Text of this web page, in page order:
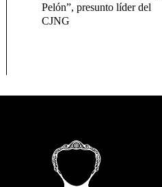
Pelón”, presunto líder del
CJNG